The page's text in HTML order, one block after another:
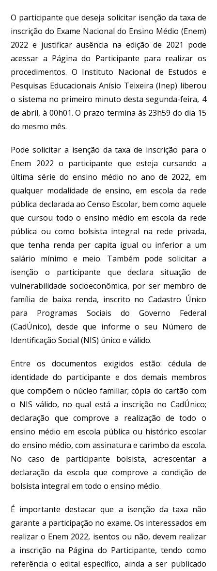
O participante que deseja solicitar isenção da taxa de
inscrição do Exame Nacional do Ensino Médio (Enem)
2022 e justificar ausência na edição de 2021 pode
acessar a Página do Participante para realizar os
procedimentos. O Instituto Nacional de Estudos e
Pesquisas Educacionais Anísio Teixeira (Inep) liberou
o sistema no primeiro minuto desta segunda-feira, 4
de abril, à 00h01. O prazo termina às 23h59 do dia 15
do mesmo mês.
Pode solicitar a isenção da taxa de inscrição para o
Enem 2022 o participante que esteja cursando a
última série do ensino médio no ano de 2022, em
qualquer modalidade de ensino, em escola da rede
pública declarada ao Censo Escolar, bem como aquele
que cursou todo o ensino médio em escola da rede
pública ou como bolsista integral na rede privada,
que tenha renda per capita igual ou inferior a um
salário mínimo e meio. Também pode solicitar a
isenção o participante que declara situação de
vulnerabilidade socioeconômica, por ser membro de
família de baixa renda, inscrito no Cadastro Único
para Programas Sociais do Governo Federal
(CadÚnico), desde que informe o seu Número de
Identificação Social (NIS) único e válido.
Entre os documentos exigidos estão: cédula de
identidade do participante e dos demais membros
que compõem o núcleo familiar; cópia do cartão com
o NIS válido, no qual está a inscrição no CadÚnico;
declaração que comprove a realização de todo o
ensino médio em escola pública ou histórico escolar
do ensino médio, com assinatura e carimbo da escola.
No caso de participante bolsista, acrescentar a
declaração da escola que comprove a condição de
bolsista integral em todo o ensino médio.
É importante destacar que a isenção da taxa não
garante a participação no exame. Os interessados em
realizar o Enem 2022, isentos ou não, devem realizar
a inscrição na Página do Participante, tendo como
referência o edital específico, ainda a ser publicado